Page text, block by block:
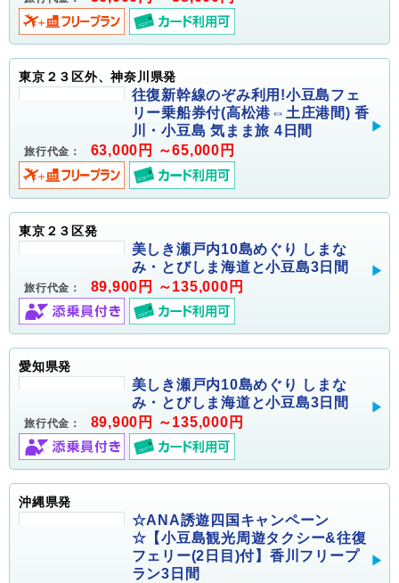
東京２３区外、神奈川県発
往復新幹線のぞみ利用!小豆島フェ
リー乗船券付(高松港⇔土庄港間) 香
川・小豆島 気まま旅 4日間
旅行代金： 63,000円 ～65,000円
東京２３区発
美しき瀬戸内10島めぐり しまな
み・とびしま海道と小豆島3日間
旅行代金： 89,900円 ～135,000円
愛知県発
美しき瀬戸内10島めぐり しまな
み・とびしま海道と小豆島3日間
旅行代金： 89,900円 ～135,000円
沖縄県発
☆ANA誘遊四国キャンペーン
☆【小豆島観光周遊タクシー&往復
フェリー(2日目)付】香川フリープ
ラン3日間